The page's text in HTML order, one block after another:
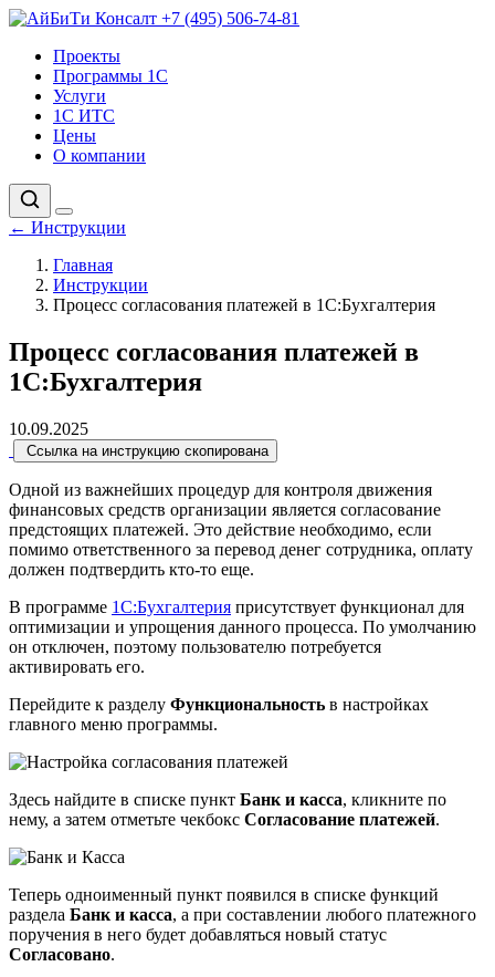
+7 (495) 506-74-81
Проекты
Программы 1С
Услуги
1С ИТС
Цены
О компании
← Инструкции
Главная
Инструкции
Процесс согласования платежей в 1С:Бухгалтерия
Процесс согласования платежей в
1С:Бухгалтерия
10.09.2025
Ссылка на инструкцию скопирована
Одной из важнейших процедур для контроля движения
финансовых средств организации является согласование
предстоящих платежей. Это действие необходимо, если
помимо ответственного за перевод денег сотрудника, оплату
должен подтвердить кто-то еще.
В программе 1С:Бухгалтерия присутствует функционал для
оптимизации и упрощения данного процесса. По умолчанию
он отключен, поэтому пользователю потребуется
активировать его.
Перейдите к разделу Функциональность в настройках
главного меню программы.
Здесь найдите в списке пункт Банк и касса, кликните по
нему, а затем отметьте чекбокс Согласование платежей.
Теперь одноименный пункт появился в списке функций
раздела Банк и касса, а при составлении любого платежного
поручения в него будет добавляться новый статус
Согласовано.